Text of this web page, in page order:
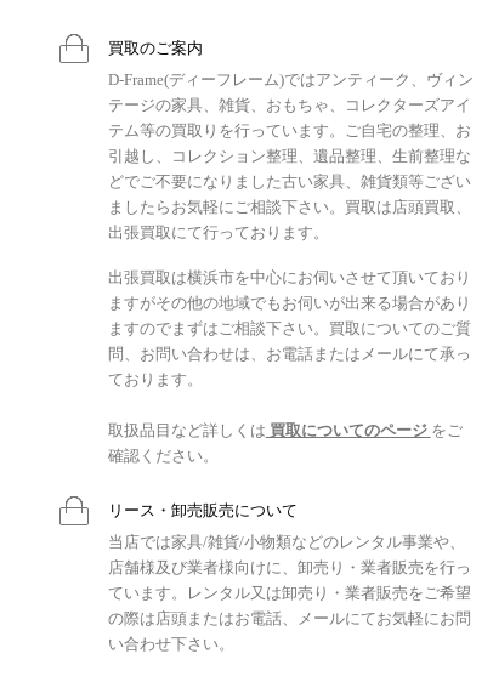
買取のご案内
D-Frame(ディーフレーム)ではアンティーク、ヴィン
テージの家具、雑貨、おもちゃ、コレクターズアイ
テム等の買取りを行っています。ご自宅の整理、お
引越し、コレクション整理、遺品整理、生前整理な
どでご不要になりました古い家具、雑貨類等ござい
ましたらお気軽にご相談下さい。買取は店頭買取、
出張買取にて行っております。
出張買取は横浜市を中心にお伺いさせて頂いており
ますがその他の地域でもお伺いが出来る場合があり
ますのでまずはご相談下さい。買取についてのご質
問、お問い合わせは、お電話またはメールにて承っ
ております。
取扱品目など詳しくは 買取についてのページ をご
確認ください。
リース・卸売販売について
当店では家具/雑貨/小物類などのレンタル事業や、
店舗様及び業者様向けに、卸売り・業者販売を行っ
ています。レンタル又は卸売り・業者販売をご希望
の際は店頭またはお電話、メールにてお気軽にお問
い合わせ下さい。